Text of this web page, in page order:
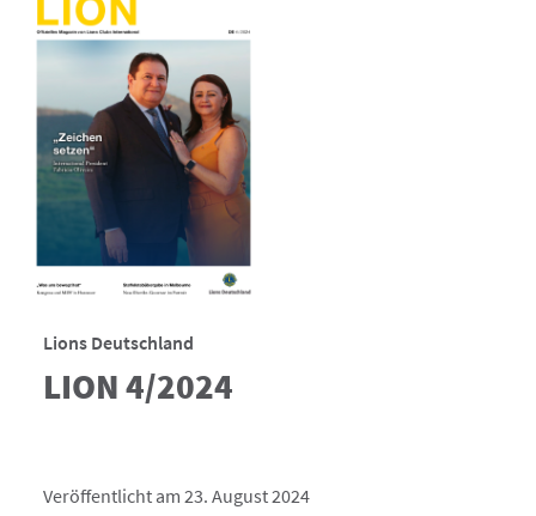
Lions Deutschland
LION 4/2024
Veröffentlicht am 23. August 2024